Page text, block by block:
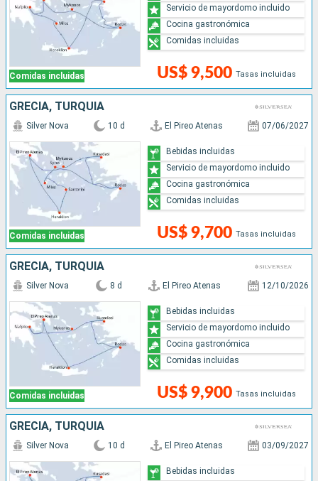
Comidas incluidas US$ 9,500 Tasas incluidas
Servicio de mayordomo incluido
Cocina gastronómica
Comidas incluidas
GRECIA, TURQUÍA
Comidas incluidas
Silver Nova 10 d El Pireo Atenas 07/06/2027
US$ 9,700 Tasas incluidas
Bebidas incluidas
Servicio de mayordomo incluido
Cocina gastronómica
Comidas incluidas
GRECIA, TURQUÍA
Comidas incluidas
Silver Nova 8 d El Pireo Atenas 12/10/2026
US$ 9,900 Tasas incluidas
Bebidas incluidas
Servicio de mayordomo incluido
Cocina gastronómica
Comidas incluidas
GRECIA, TURQUÍA
Silver Nova 10 d El Pireo Atenas 03/09/2027
Bebidas incluidas